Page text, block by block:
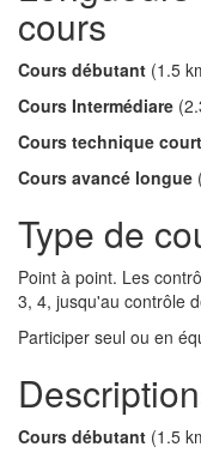
cours
Cours débutant (1.5
Cours Intermédiare
Cours technique court
Cours avancé longue
Type de
Point à point. Les
3, 4, jusqu'au contrôle
Participer seul ou en
Cours débutant (1.5